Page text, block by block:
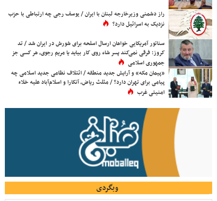
راز دشمنی وزیرخارجه لبنان با ایران / یوسف رجی چه ارتباطی با حزب
نزدیک به اسرائیل دارد؟
سناتور آمریکایی خواهان ارسال اسلحه برای شورش در ایران شد / تد
کروز: فرقی نمی‌کند پسر شاه روی کار بیاید یا مریم رجوی، هر کسی جز
جمهوری اسلامی
«پیمان مکه» و آرایش جدید منطقه / ائتلاف نظامی جدید اسلامی چه
پیامی برای تهران دارد؟ / مثلث ریاض، آنکارا و اسلام‌آباد علیه خلاء
امنیتی غرب
وبگردی